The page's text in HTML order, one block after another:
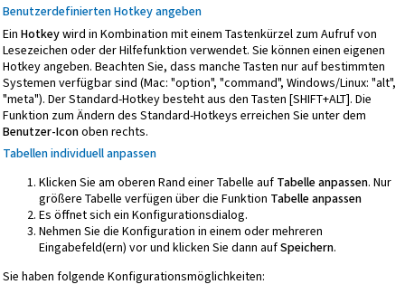
BenutzerdefiniertenHotkey angeben
Ein Hotkeywird in Kombination mit einem Tastenkürzel zum Aufruf von
Lesezeichen oder der Hilfefunktion verwendet. Sie können einen eigenen
Hotkey angeben. Beachten Sie, dass manche Tasten nur auf bestimmten
Systemen verfügbar sind (Mac: "option", "command", Windows/Linux: "alt",
"meta"). Der Standard-Hotkey besteht aus den Tasten [SHIFT+ALT]. Die
Funktion zum Ändern des Standard-Hotkeys erreichen Sie unter dem
Benutzer-Iconoben rechts.
Tabellen individuell anpassen
Klicken Sie am oberen Rand einer Tabelle auf Tabelle anpassen. Nur
größere Tabelle verfügen über die Funktion Tabelle anpassen
Es öffnet sich ein Konfigurationsdialog.
Nehmen Sie die Konfiguration in einem oder mehreren
Eingabefeld(ern) vor und klicken Sie dann aufSpeichern.
Sie haben folgende Konfigurationsmöglichkeiten: